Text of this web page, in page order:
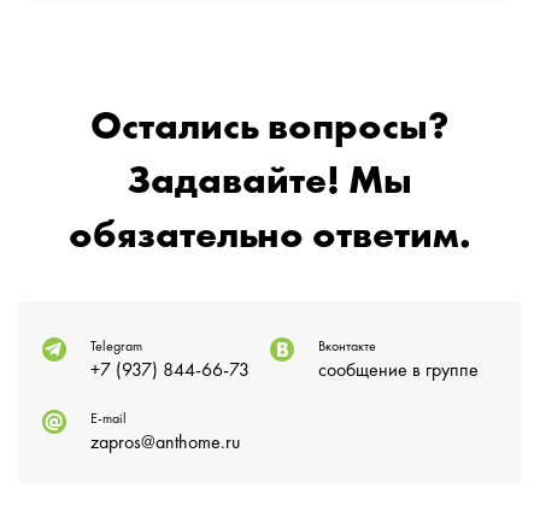
Остались вопросы?
Задавайте! Мы
обязательно ответим.
Telegram
+7 (937) 844-66-73
Вконтакте
сообщение в группе
E-mail
zapros@anthome.ru